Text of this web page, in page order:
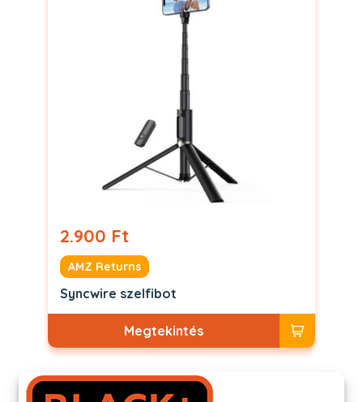
2.900 Ft
AMZ Returns
Syncwire szelfibot
Megtekintés